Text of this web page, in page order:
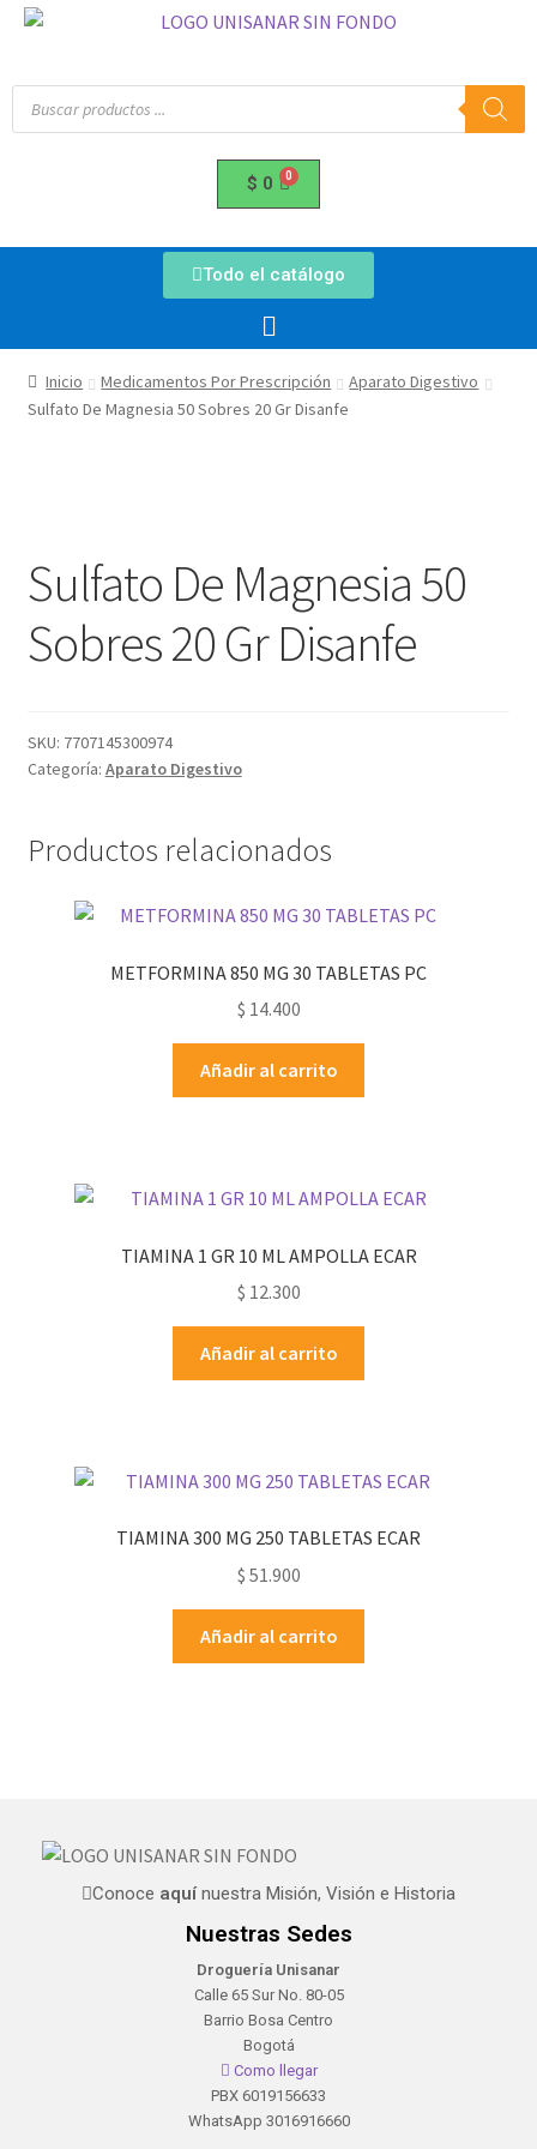
$ 0
Todo el catálogo
Inicio Medicamentos Por Prescripción
Aparato Digestivo
Sulfato De Magnesia 50 Sobres 20 Gr Disanfe
Sulfato De Magnesia 50
Sobres 20 Gr Disanfe
SKU: 7707145300974
Categoría: Aparato Digestivo
Productos relacionados
METFORMINA 850 MG 30 TABLETAS PC
$ 14.400
Añadir al carrito
TIAMINA 1 GR 10 ML AMPOLLA ECAR
$ 12.300
Añadir al carrito
TIAMINA 300 MG 250 TABLETAS ECAR
$ 51.900
Añadir al carrito
Conoce aquínuestra Misión, Visión e Historia
Nuestras Sedes
Droguería Unisanar
Calle 65 Sur No. 80-05
Barrio Bosa Centro
Bogotá
Como llegar
PBX 6019156633
WhatsApp 3016916660